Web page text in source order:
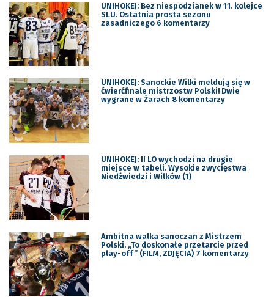
UNIHOKEJ: Bez niespodzianek w 11. kolejce
SLU. Ostatnia prosta sezonu
zasadniczego 6 komentarzy
UNIHOKEJ: Sanockie Wilki meldują się w
ćwierćfinale mistrzostw Polski! Dwie
wygrane w Żarach 8 komentarzy
UNIHOKEJ: II LO wychodzi na drugie
miejsce w tabeli. Wysokie zwycięstwa
Niedźwiedzi i Wilków (1)
Ambitna walka sanoczan z Mistrzem
Polski. „To doskonałe przetarcie przed
play-off” (FILM, ZDJĘCIA) 7 komentarzy